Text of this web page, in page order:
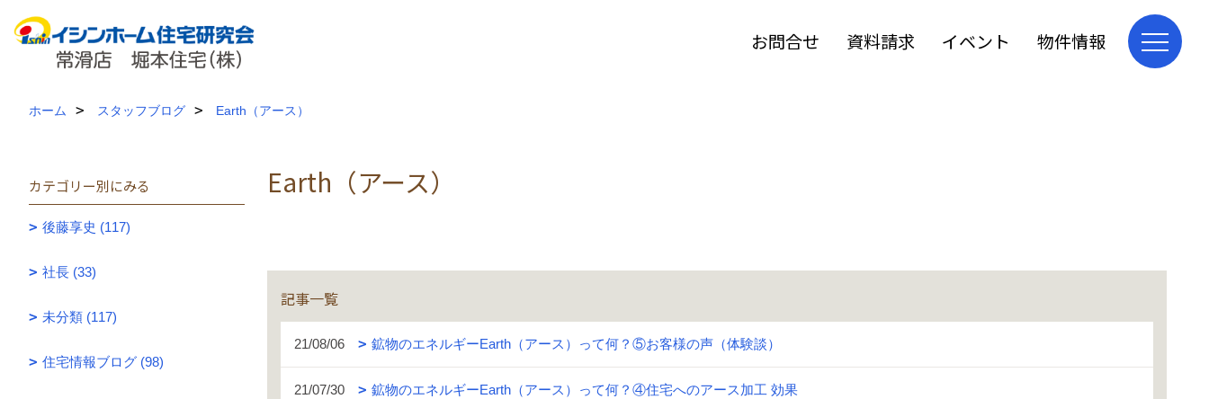
お問合せ 資料請求 イベント 物件情報
ホーム スタッフブログ Earth（アース）
Earth（アース）
記事一覧
21/08/06 鉱物のエネルギーEarth（アース）って何？⑤お客様の声（体験談）
21/07/30 鉱物のエネルギーEarth（アース）って何？④住宅へのアース加工 効果
カテゴリー別にみる
後藤享史 (117)
社長 (33)
未分類 (117)
住宅情報ブログ (98)